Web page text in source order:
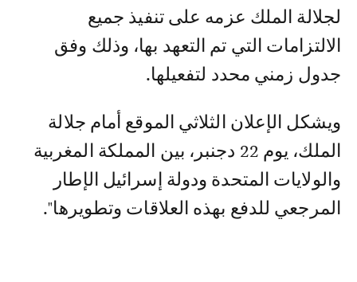
لجلالة الملك عزمه على تنفيذ جميع
الالتزامات التي تم التعهد بها، وذلك وفق
جدول زمني محدد لتفعيلها.
ويشكل الإعلان الثلاثي الموقع أمام جلالة
الملك، يوم 22 دجنبر، بين المملكة المغربية
والولايات المتحدة ودولة إسرائيل الإطار
المرجعي للدفع بهذه العلاقات وتطويرها".